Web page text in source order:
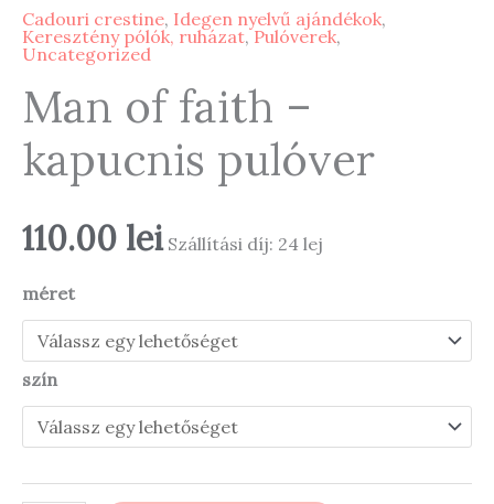
Cadouri crestine, Idegen nyelvű ajándékok,
Keresztény pólók, ruházat,Pulóverek,
Uncategorized
Man of faith –
kapucnis pulóver
110.00 lei Szállítási díj: 24 lej
méret
szín